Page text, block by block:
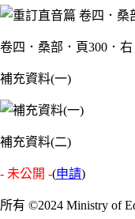
卷四．桑部．頁300．右
補充資料(一)
補充資料(二)
- 未公開 -(申請)
有 ©2024 Ministry of